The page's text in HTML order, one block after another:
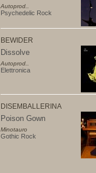
Autoprod..
Psychedelic Rock
BEWIDER
Dissolve
Autoprod..
Elettronica
DISEMBALLERINA
Poison Gown
Minotauro
Gothic Rock